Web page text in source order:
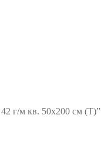
г/м кв. 50х200 см (Т)”